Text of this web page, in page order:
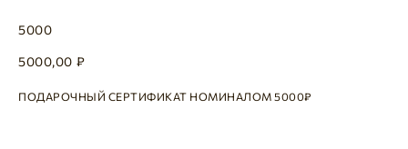
5000
5000,00 ₽
ПОДАРОЧНЫЙ СЕРТИФИКАТ НОМИНАЛОМ 5000₽